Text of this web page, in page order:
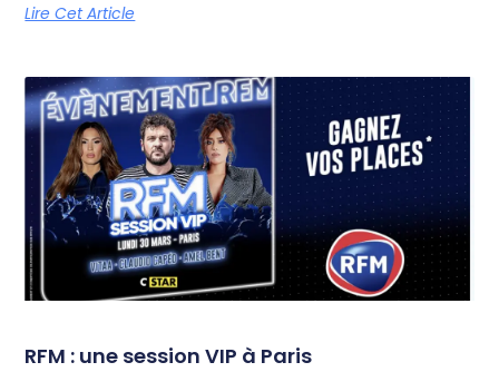
Lire Cet Article
RFM : une session VIP à Paris